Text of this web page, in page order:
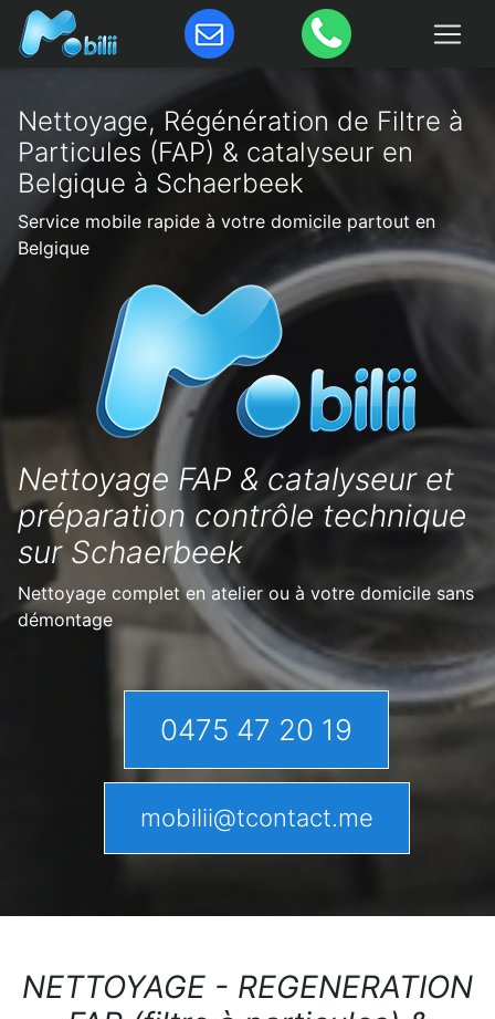
Nettoyage, Régénération de Filtre à
Particules (FAP) & catalyseur en
Belgique à Schaerbeek
Service mobile rapide à votre domicile partout en
Belgique
Nettoyage FAP & catalyseur et
préparation contrôle technique
sur Schaerbeek
Nettoyage complet en atelier ou à votre domicile sans
démontage
0475 47 20 19
mobilii@tcontact.me
NETTOYAGE - REGENERATION